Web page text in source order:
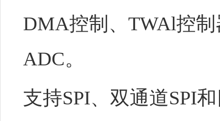
DMA控制、TWAl控
ADC。
支持SPI、双通道SPI